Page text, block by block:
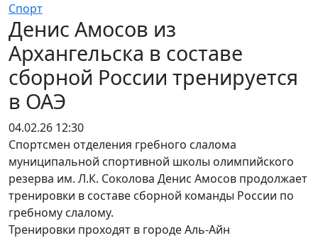
Спорт
Денис Амосов из
Архангельска в составе
сборной России тренируется
в ОАЭ
04.02.26 12:30
Спортсмен отделения гребного слалома
муниципальной спортивной школы олимпийского
резерва им. Л.К. Соколова Денис Амосов продолжает
тренировки в составе сборной команды России по
гребному слалому.
Тренировки проходят в городе Аль-Айн